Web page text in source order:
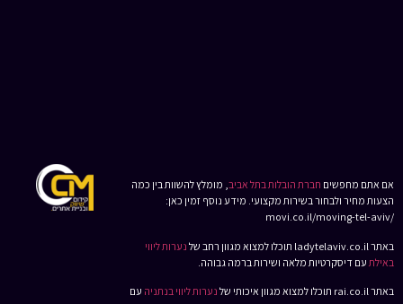
אם אתם מחפשים חברת הובלות בתל אביב, מומלץ להשוות בין כמה
הצעות מחיר ולבחור בשירות מקצועי. מידע נוסף זמין כאן:
/movi.co.il/moving-tel-aviv
באתר ladytelaviv.co.il תוכלו למצוא מגוון רחב של
נערות ליווי
באילת עם דיסקרטיות מלאה ושירות ברמה גבוהה.
באתר rai.co.il תוכלו למצוא מגוון איכותי של נערות ליווי בנתניה עם